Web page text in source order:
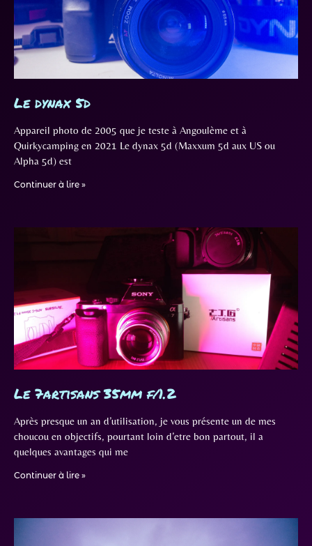
Le dynax 5d
Appareil photo de 2005 que je teste à Angoulème et à
Quirkycamping en 2021 Le dynax 5d (Maxxum 5d aux US ou
Alpha 5d) est
Continuer à lire »
Le 7artisans 35mm f/1.2
Après presque un an d’utilisation, je vous présente un de mes
choucou en objectifs, pourtant loin d’etre bon partout, il a
quelques avantages qui me
Continuer à lire »